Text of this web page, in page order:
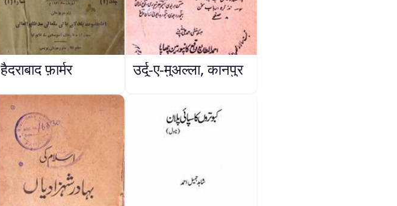
हैदराबाद फ़ार्मर उर्दू-ए-मुअल्ला, कानपुर